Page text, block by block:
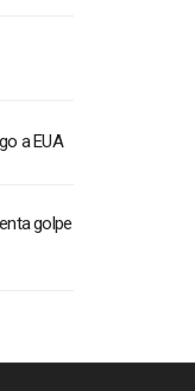
a EUA
golpe